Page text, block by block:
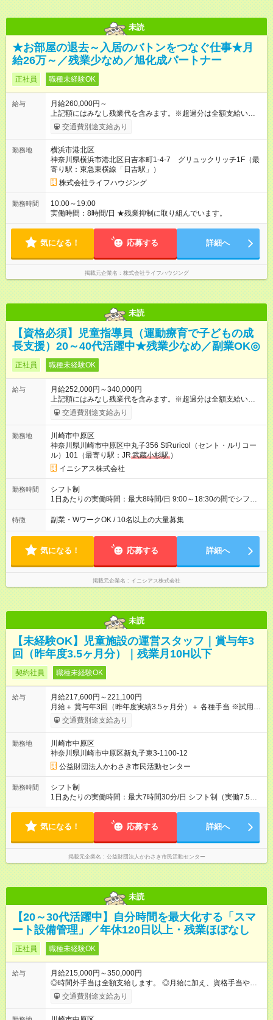
未読
★お部屋の退去～入居のバトンをつなぐ仕事★月
給26万～／残業少なめ／旭化成パートナー
正社員 職種未経験OK
給与
月給260,000円～
上記額にはみなし残業代を含みます。※超過分は全額支給いたし
ます。 みなし残業代 46,600円／月 みなし残業時間 30時間／月
★昇給年1回、賞与年2回あり ★通勤交通費もしっかり支給！
給与は本採用時と同じです。
交通費別途支給あり
勤務地
横浜市港北区
神奈川県横浜市港北区日吉本町1-4-7 グリュックリッチ1F（最
寄り駅：東急東横線「日吉駅」）
株式会社ライフハウジング
勤務時間
10:00～19:00
実働時間：8時間/日 ★残業抑制に取り組んでいます。
気になる！ 応募する 詳細へ
掲載元企業名 株式会社ライフハウジング
未読
【資格必須】児童指導員（運動療育で子どもの成
長支援）20～40代活躍中★残業少なめ／副業OK◎
正社員 職種未経験OK
給与
月給252,000円～340,000円
上記額にはみなし残業代を含みます。※超過分は全額支給いたし
ます。 みなし残業代 40,000円／月 みなし残業時間 20時間／月
月給25.2万円以上＋各種手当＋賞与年1回 ※上記には固定残業代
は別途支給。実際の残業時間は月10時間ほどです。 【試用期
間】試用期間あり 試用期間の長さ：3ヶ月 雇用形態、給与は本
採用時と同じです。 試用期間の3ヶ月中の条件変更はありませ
ん。
交通費別途支給あり
勤務地
川崎市中原区
神奈川県川崎市中原区中丸子356 StRuricol（セント・ルリコー
ル）101（最寄り駅：JR 武蔵小杉駅 ）
イニシアス株式会社
勤務時間
シフト制
1日あたりの実働時間：最大8時間/日 9:00～18:30の間でシフト
制（実働8ｈ） ※休憩1時間 ※実働 週/40時間 ◎残業は月10時
間ほど。持ち帰り仕事はありません。
特徴 副業・WワークOK / 10名以上の大量募集
気になる！ 応募する 詳細へ
掲載元企業名 イニシアス株式会社
未読
【未経験OK】児童施設の運営スタッフ｜賞与年3
回（昨年度3.5ヶ月分）｜残業月10H以下
契約社員 職種未経験OK
給与
月給217,600円～221,100円
月給＋ 賞与年3回（昨年度実績3.5ヶ月分）＋ 各種手当 ※試用期
間4ヶ月あり（期間中の給与・待遇の変動なし）。 【手当】 ■
交通費支給（月5万5000円まで） ■時間外手当（全額支給） ■住
処遇改善手当（5000円～1万円） 【試用期間】試用期間あり 試
用期間の長さ：4ヶ月 雇用形態、給与は本採用時と同じです。
交通費別途支給あり
勤務地
川崎市中原区
神奈川県川崎市中原区新丸子東3-1100-12
公益財団法人かわさき市民活動センター
勤務時間
シフト制
1日あたりの実働時間：最大7時間30分/日 シフト制（実働7.5時
間） 【シフト例】 (1) 9：30～18：00 (2) 12：30～21：00
祝日は18：00まで）です。 基本は（1）での勤務となります
があります。
気になる！ 応募する 詳細へ
掲載元企業名 公益財団法人かわさき市民活動センター
未読
【20～30代活躍中】自分時間を最大化する「スマ
ート設備管理」／年休120日以上・残業ほぼなし
正社員 職種未経験OK
給与
月給215,000円～350,000円
◎時間外手当は全額支給します。 ◎月給に加え、資格手当や報奨
金制度、家賃補助制度などもあります。 【試用期間】試用期間
なし
交通費別途支給あり